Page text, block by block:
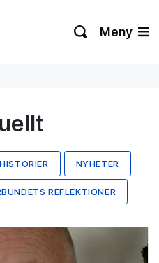
Meny
NYHETER
REFLEKTIONER